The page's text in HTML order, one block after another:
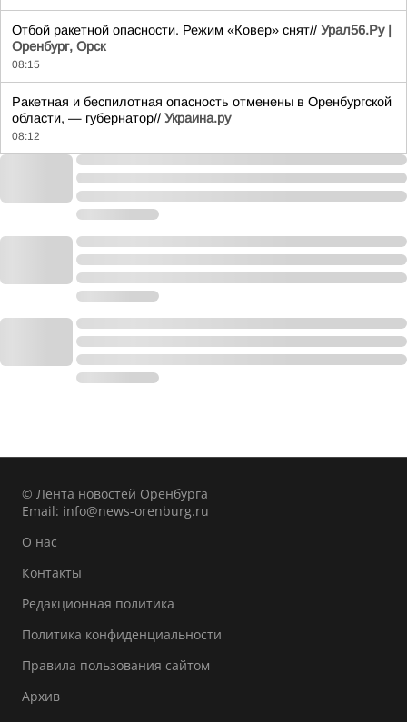
Отбой ракетной опасности. Режим «Ковер» снят// Урал56.Ру |
Оренбург, Орск
08:15
Ракетная и беспилотная опасность отменены в Оренбургской
области, — губернатор// Украина.ру
08:12
© Лента новостей Оренбурга
Email: info@news-orenburg.ru
О нас
Контакты
Редакционная политика
Политика конфиденциальности
Правила пользования сайтом
Архив